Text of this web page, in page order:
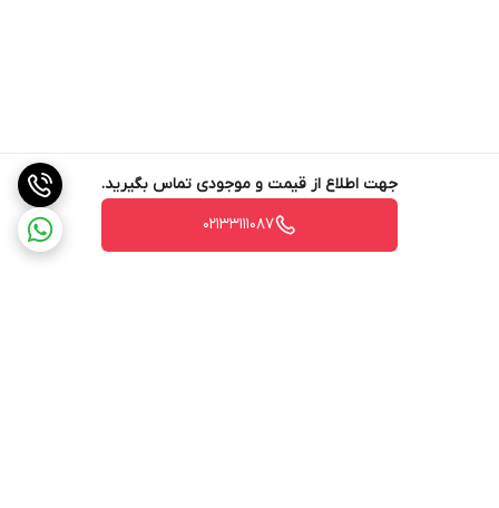
جهت اطلاع از قیمت و موجودی تماس بگیرید.
02133111087